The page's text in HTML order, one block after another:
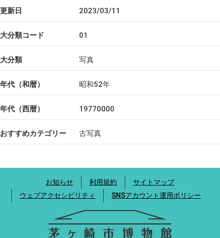
更新日 2023/03/11
大分類コード 01
大分類 写真
年代（和暦） 昭和52年
年代（西暦） 19770000
おすすめカテゴリー 古写真
お知らせ 利用規約
サイトマップ
ウェブアクセシビリティ
SNSアカウント運用ポリシー